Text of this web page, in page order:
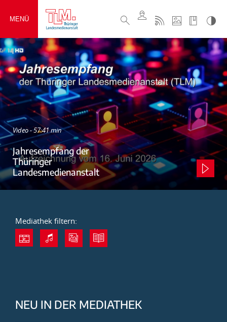
MENÜ
Video - 57:41 min
Jahresempfang der
Thüringer
Landesmedienanstalt
Mediathek filtern:
NEU IN DER MEDIATHEK